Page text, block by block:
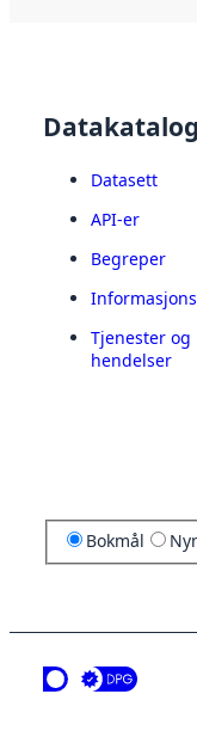
Datasett
API-er
Begreper
Tjenester og
hendelser
Bokmål